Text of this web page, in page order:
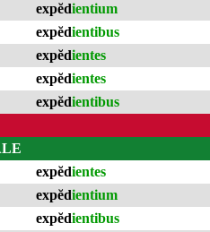
expĕdientium
expĕdientibus
expĕdientes
expĕdientes
expĕdientibus
expĕdientes
expĕdientium
expĕdientibus